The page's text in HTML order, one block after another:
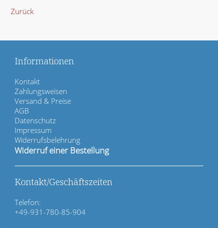
Zurück
Informationen
N
a
v
i
g
a
t
i
n
ü
b
e
r
Kontakt
Zahlungsweisen
Versand & Preise
AGB
Datenschutz
Impressum
Widerrufsbelehrung
Widerruf einer Bestellung
Kontakt/Geschäftszeiten
Telefon:
+49-931-780-85-904